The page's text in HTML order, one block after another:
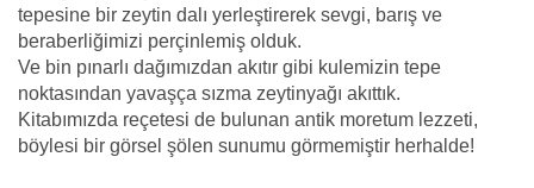
tepesine bir zeytin dalı yerleştirerek sevgi, barış ve
beraberliğimizi perçinlemiş olduk.
Ve bin pınarlı dağımızdan akıtır gibi kulemizin tepe
noktasından yavaşça sızma zeytinyağı akıttık.
Kitabımızda reçetesi de bulunan antik moretum lezzeti,
böylesi bir görsel şölen sunumu görmemiştir herhalde!